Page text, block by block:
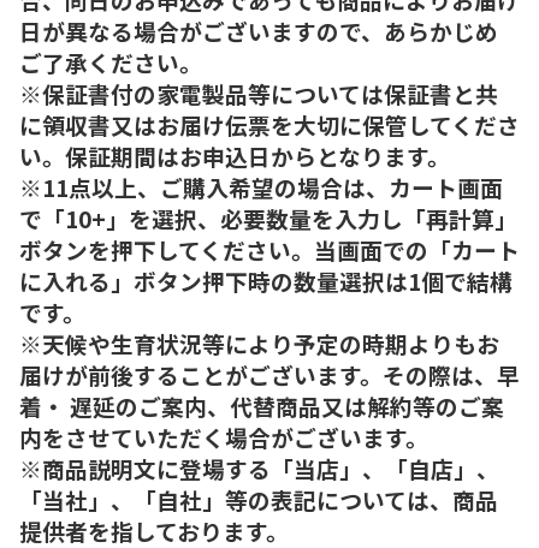
日が異なる場合がございますので、あらかじめ
ご了承ください。
※保証書付の家電製品等については保証書と共
に領収書又はお届け伝票を大切に保管してくださ
い。保証期間はお申込日からとなります。
※11点以上、ご購入希望の場合は、カート画面
で「10+」を選択、必要数量を入力し「再計算」
ボタンを押下してください。当画面での「カート
に入れる」ボタン押下時の数量選択は1個で結構
です。
※天候や生育状況等により予定の時期よりもお
届けが前後することがございます。その際は、早
着・ 遅延のご案内、代替商品又は解約等のご案
内をさせていただく場合がございます。
※商品説明文に登場する「当店」、「自店」、
「当社」、「自社」等の表記については、商品
提供者を指しております。